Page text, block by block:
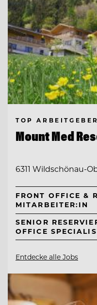
TOP ARBEITGEBER
Mount Med
6311 Wildschönau-
FRONT OFFICE &
MITARBEITER:IN
SENIOR
OFFICE
Entdecke alle Jobs